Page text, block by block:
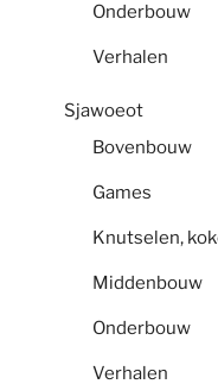
Onderbouw
Verhalen
Sjawoeot
Bovenbouw
Games
Knutselen,
Middenbouw
Onderbouw
Verhalen